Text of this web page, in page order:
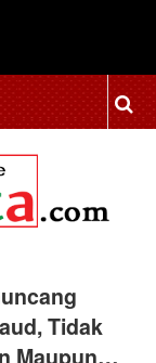
& Safari
dan